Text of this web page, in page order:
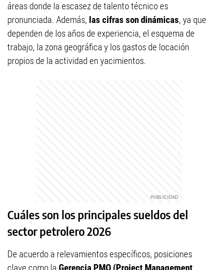
áreas donde la escasez de talento técnico es
pronunciada. Además, las cifras son dinámicas, ya que
dependen de los años de experiencia, el esquema de
trabajo, la zona geográfica y los gastos de locación
propios de la actividad en yacimientos.
Cuáles son los principales sueldos del
sector petrolero 2026
De acuerdo a relevamientos específicos, posiciones